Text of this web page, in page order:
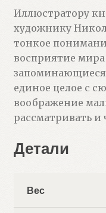
Иллюстратору
художнику
тонкое
восприятие мира
единое целое с
воображение
рассматривать и
Детали
Вес